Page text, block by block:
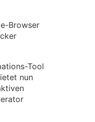
Browser
Tool
nun